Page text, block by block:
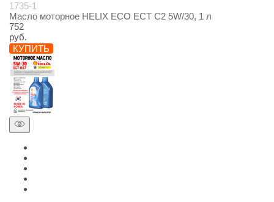
1735-1
Масло моторное HELIX ECO ECT C2 5W/30, 1 л
752
руб.
КУПИТЬ